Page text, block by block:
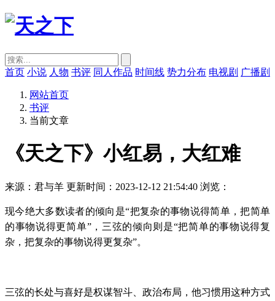
首页 小说 人物 书评 同人作品 时间线 势力分布 电视剧 广播剧
网站首页
书评
当前文章
《天之下》小红易，大红难
来源：君与羊 更新时间：2023-12-12 21:54:40 浏览：
现今绝大多数读者的倾向是“把复杂的事物说得简单，把简单
的事物说得更简单”，三弦的倾向则是“把简单的事物说得复
杂，把复杂的事物说得更复杂”。
三弦的长处与喜好是权谋智斗、政治布局，他习惯用这种方式